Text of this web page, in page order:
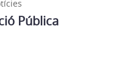
Pública